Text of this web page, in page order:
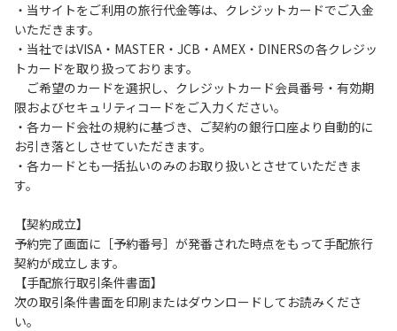
【禁止事項】
カラオケ、発電機、地面での直火による焚き火、キャンプフ
ァイヤー、打ち上げ式花火、テントサウナの設置
【注意事項】
当キャンプ場のそばを流れる歴舟川は、上流で雨が降ると短
時間で増水し、川原で遊んでいると大変危険な状態になりや
すく、過去にも増水により人が流される事故が数件起きてい
（１）川原にテントやタープを張らない。
（２）雨が降ったときは川原で遊ばない。
（３）カムイコタン公園キャンプ場で雨が降らなくても、上
流で雨が降り急に増水することがあるので、水の濁りに注意
し、濁り始めたときには直ちに川原での遊びを中止する。
（４）キャンプ場の管理者や地元住民から川についての注意
・当サイトをご利用の旅行代金等は、クレジットカードでご入金
いただきます。
・当社ではVISA・MASTER・JCB・AMEX・DINERSの各クレジッ
トカードを取り扱っております。
ご希望のカードを選択し、クレジットカード会員番号・有効期
限およびセキュリティコードをご入力ください。
・各カード会社の規約に基づき、ご契約の銀行口座より自動的に
お引き落としさせていただきます。
・各カードとも一括払いのみのお取り扱いとさせていただきま
す。
【契約成立】
予約完了画面に［予約番号］が発番された時点をもって手配旅行
契約が成立します。
【手配旅行取引条件書面】
次の取引条件書面を印刷またはダウンロードしてお読みくださ
い。